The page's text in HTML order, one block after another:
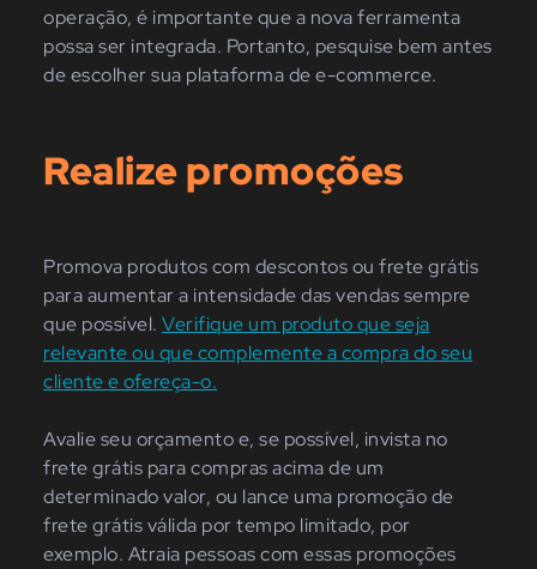
operação, é importante que a nova ferramenta
possa ser integrada. Portanto, pesquise bem antes
de escolher sua plataforma de e-commerce.
Realize promoções
Promova produtos com descontos ou frete grátis
para aumentar a intensidade das vendas sempre
que possível. Verifique um produto que seja
relevante ou que complemente a compra do seu
cliente e ofereça-o.
Avalie seu orçamento e, se possível, invista no
frete grátis para compras acima de um
determinado valor, ou lance uma promoção de
frete grátis válida por tempo limitado, por
exemplo. Atraia pessoas com essas promoções